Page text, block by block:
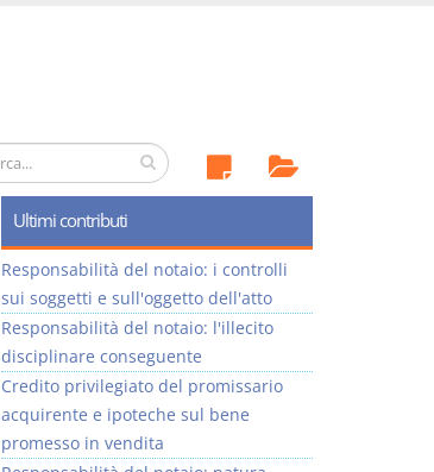
Ultimi contributi
Responsabilità del notaio: i controlli
sui soggetti e sull'oggetto dell'atto
Responsabilità del notaio: l'illecito
disciplinare conseguente
Credito privilegiato del promissario
acquirente e ipoteche sul bene
promesso in vendita